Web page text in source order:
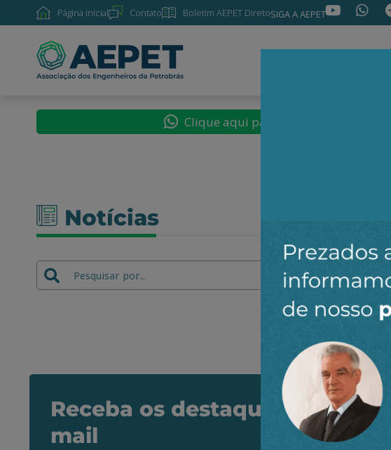
Página inicial Contato Boletim AEPET DiretoSIGA A AEPET
Clique aqui para seguir o novo
Notícias
Receba os destaques do dia
mail